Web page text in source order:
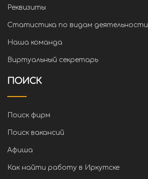
Реквизиты
Статистика по видам деятельности
Наша команда
Виртуальный секретарь
ПОИСК
Поиск фирм
Поиск вакансий
Афиша
Как найти работу в Иркутске